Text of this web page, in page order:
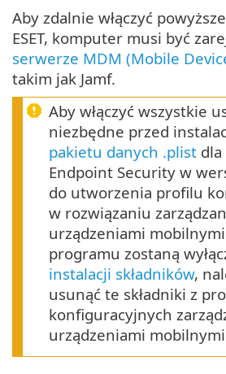
Aby zdalnie włączyć
ESET, komputer musi być
serwerze MDM (Mobile
takim jak Jamf.
Aby włączyć wszystkie
niezbędne przed
pakietu danych .plist dla
Endpoint Security w
do utworzenia profilu
w rozwiązaniu
urządzeniami
programu zostaną
instalacji składników,
usunąć te składniki z
konfiguracyjnych
urządzeniami